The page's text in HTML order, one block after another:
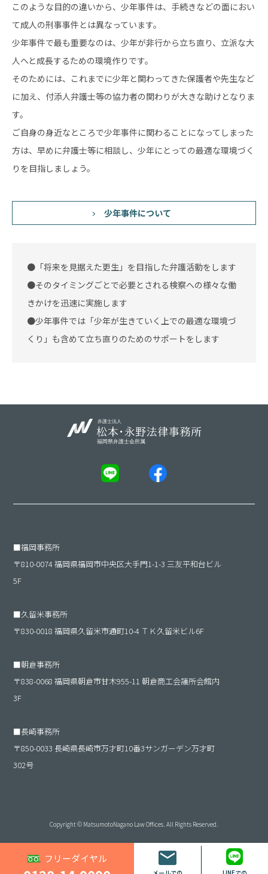
このような目的の違いから、少年事件は、手続きなどの面におい
て成人の刑事事件とは異なっています。
少年事件で最も重要なのは、少年が非行から立ち直り、立派な大
人へと成長するための環境作りです。
そのためには、これまでに少年と関わってきた保護者や先生など
に加え、付添人弁護士等の協力者の関わりが大きな助けとなりま
す。
ご自身の身近なところで少年事件に関わることになってしまった
方は、早めに弁護士等に相談し、少年にとっての最適な環境づく
りを目指しましょう。
少年事件について
●「将来を見据えた更生」を目指した弁護活動をします
●そのタイミングごとで必要とされる検察への様々な働
きかけを迅速に実施します
●少年事件では「少年が生きていく上での最適な環境づ
くり」も含めて立ち直りのためのサポートをします
フリーダイヤル
■福岡事務所
〒810-0074 福岡県福岡市中央区大手門1-1-3 三友平和台ビル
5F
■久留米事務所
〒830-0018 福岡県久留米市通町10-4 ＴＫ久留米ビル6F
■朝倉事務所
〒838-0068 福岡県朝倉市甘木955-11 朝倉商工会議所会館内
3F
■長崎事務所
〒850-0033 長崎県長崎市万才町10番3サンガーデン万才町
302号
Copyright © MatsumotoNagano Law Offices. All Rights Reserved.